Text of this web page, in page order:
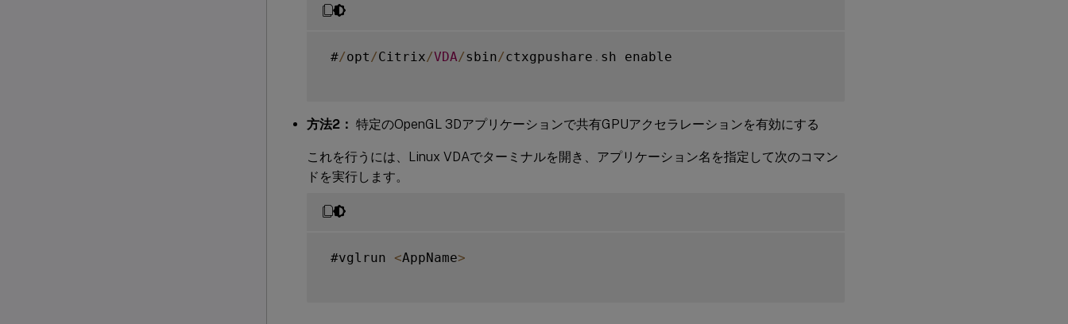
#/opt /Citrix/VDA/sbin/ctxgpushare . sh enable
方法2： 特定のOpenGL 3Dアプリケーションで共有GPUアクセラレーションを有効にする
これを行うには、Linux VDAでターミナルを開き、アプリケーション名を指定して次のコマン
ドを実行します。
#vglrun <AppName>